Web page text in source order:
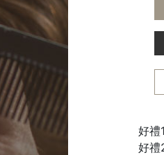
好禮
好禮